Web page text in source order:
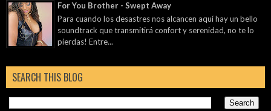
For You Brother - Swept Away
Para cuando los desastres nos alcancen aquí hay un bello
soundtrack que transmitirá confort y serenidad, no te lo
pierdas! Entre...
SEARCH THIS BLOG